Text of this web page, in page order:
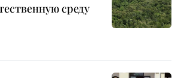
среду